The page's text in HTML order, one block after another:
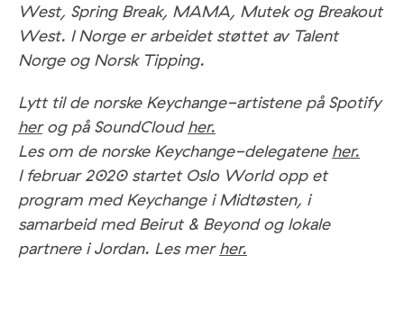
West, Spring Break, MAMA, Mutek og Breakout
West. I Norge er arbeidet støttet av Talent
Norge og Norsk Tipping.
Lytt til de norske Keychange-artistene på Spotify
herog på SoundCloudher.
Les om de norske Keychange-delegatene her.
I februar 2020 startet Oslo World opp et
program med Keychange i Midtøsten, i
samarbeid med Beirut & Beyond og lokale
partnere i Jordan. Les merher.